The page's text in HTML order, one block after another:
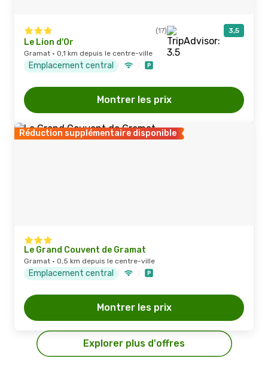
(17) 3,5
Le Lion d'Or
Gramat · 0,1 km depuis le centre-ville
Emplacement central
Montrer les prix
Réduction supplémentaire disponible
Le Grand Couvent de Gramat
Gramat · 0,5 km depuis le centre-ville
Emplacement central
Montrer les prix
Explorer plus d'offres